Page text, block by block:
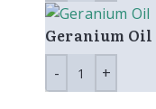
Geranium Oil